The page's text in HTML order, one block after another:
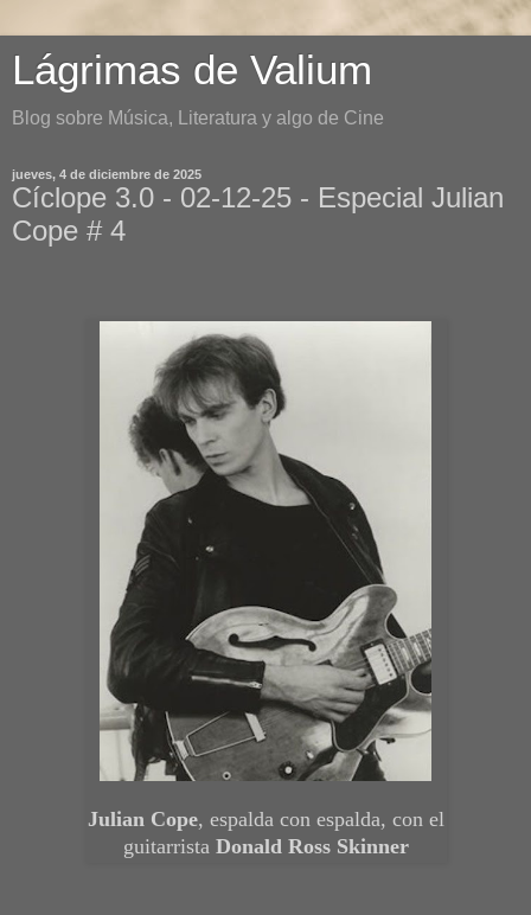
Lágrimas de Valium
Blog sobre Música, Literatura y algo de Cine
jueves, 4 de diciembre de 2025
Cíclope 3.0 - 02-12-25 - Especial Julian
Cope # 4
Julian Cope, espalda con espalda, con el
guitarrista Donald Ross Skinner